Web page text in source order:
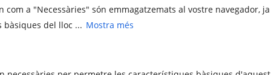
com a "Necessàries" són emmagatzemats al vostre navegador,
del lloc ... Mostra més